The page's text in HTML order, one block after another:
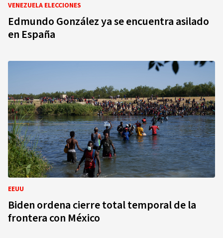
VENEZUELA ELECCIONES
Edmundo González ya se encuentra asilado
en España
EEUU
Biden ordena cierre total temporal de la
frontera con México